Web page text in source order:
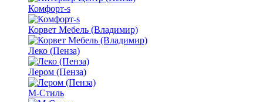
Комфорт-s
Корвет Мебель (Владимир)
Леко (Пенза)
Лером (Пенза)
М-Стиль